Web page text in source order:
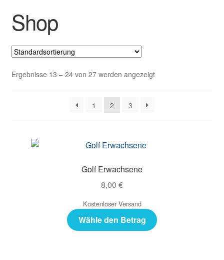
Shop
Ergebnisse 13 – 24 von 27 werden angezeigt
1 2 3
Golf Erwachsene
8,00 €
Kostenloser Versand
Wähle den Betrag